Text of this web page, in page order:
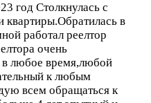
год Столкнулась с
в
работал реелтор
очень
в любое время,любой
к любым
всем обращаться к